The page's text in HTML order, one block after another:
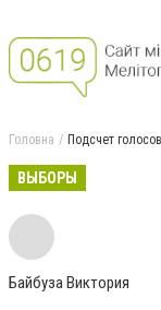
Головна Подсчет
ВЫБОРЫ
Байбуза Виктория